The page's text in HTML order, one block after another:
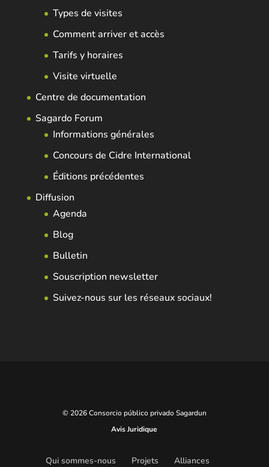
Types de visites
Comment arriver et accès
Tarifs y horaires
Visite virtuelle
Centre de documentation
Sagardo Forum
Informations générales
Concours de Cidre International
Éditions précédentes
Diffusion
Agenda
Blog
Bulletin
Souscription newsletter
Suivez-nous sur les réseaux sociaux!
© 2026 Consorcio público privado Sagardun
Avis Juridique
Qui sommes-nous Projets Alliances